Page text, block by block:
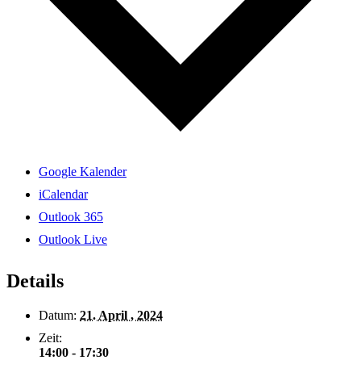
Google Kalender
iCalendar
Outlook 365
Outlook Live
Details
Datum: 21. April , 2024
Zeit:
14:00 - 17:30